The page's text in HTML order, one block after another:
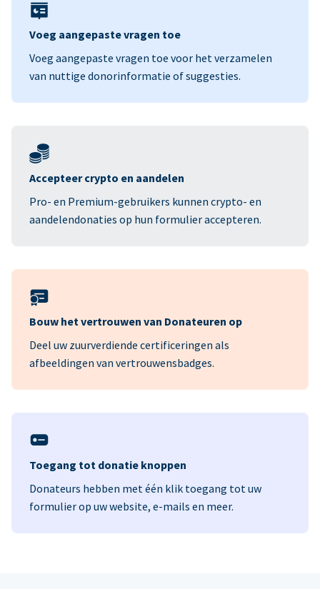
Voeg aangepaste vragen toe
Voeg aangepaste vragen toe voor het verzamelen
van nuttige donorinformatie of suggesties.
Accepteer crypto en aandelen
Pro- en Premium-gebruikers kunnen crypto- en
aandelendonaties op hun formulier accepteren.
Bouw het vertrouwen van Donateuren op
Deel uw zuurverdiende certificeringen als
afbeeldingen van vertrouwensbadges.
Toegang tot donatie knoppen
Donateurs hebben met één klik toegang tot uw
formulier op uw website, e-mails en meer.